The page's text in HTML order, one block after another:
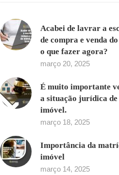
Acabei de lavrar a
de compra e venda
o que fazer agora?
março 20, 2025
É muito importante
a situação jurídica de
imóvel.
março 18, 2025
Importância da
imóvel
março 14, 2025